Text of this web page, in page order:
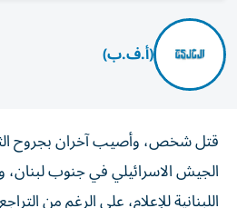
(أ.ف.ب)
قتل شخص، وأصيب آخران بجروح
الجيش الاسرائيلي في جنوب لبنان،